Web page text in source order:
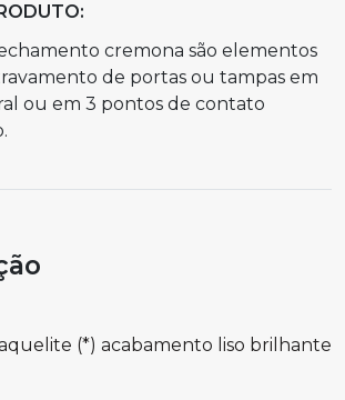
cremona são elementos
de portas ou tampas em
ou em 3 pontos de contato
(*) acabamento liso brilhante